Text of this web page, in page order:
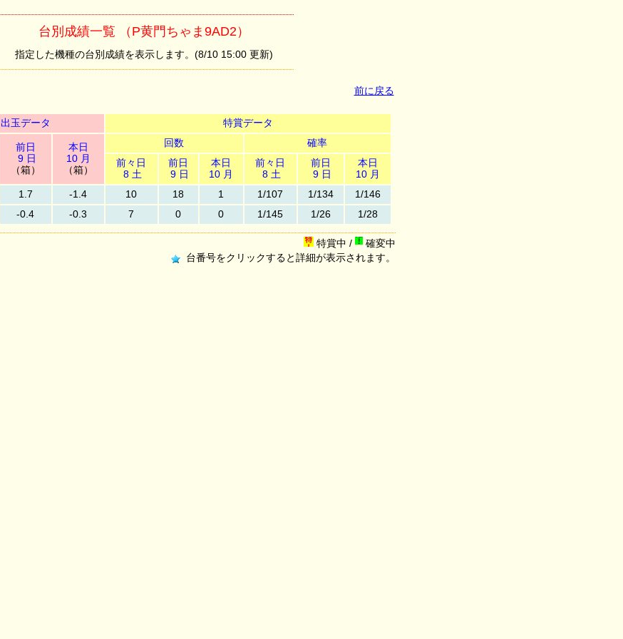
台別成績一覧 （P黄門ちゃま9AD2）
指定した機種の台別成績を表示します。(8/10 15:00 更新)
前に戻る
出玉データ 特賞データ
前日
9 日
（箱）
本日
10 月
（箱）
回数
確率
前々日
8 土
前日
9 日
本日
10 月
前々日
8 土
前日
9 日
本日
10 月
1.7 -1.4 10 18 1 1/107 1/134
1/146
-0.4 -0.3 7 0 0 1/145 1/26 1/28
特賞中 /
確変中
台番号をクリックすると詳細が表示されます。